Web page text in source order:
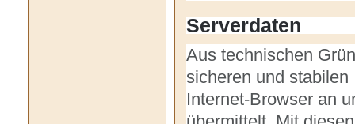
Serverdaten
Aus technischen
sicheren und
Internet-Browser an